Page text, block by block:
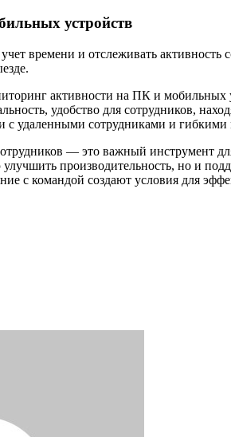
устройств
времени и отслеживать
активности на ПК и мобильных
удобство для сотрудников,
с удаленными сотрудниками и гибкими
— это важный инструмент
производительность, но и
с командой создают условия для